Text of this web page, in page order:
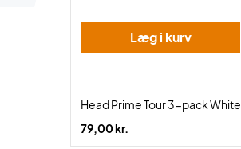
Læg i kurv
Head Prime Tour 3-pack White
79,00 kr.